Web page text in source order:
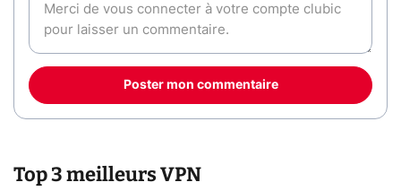
Poster mon commentaire
Top 3 meilleurs VPN